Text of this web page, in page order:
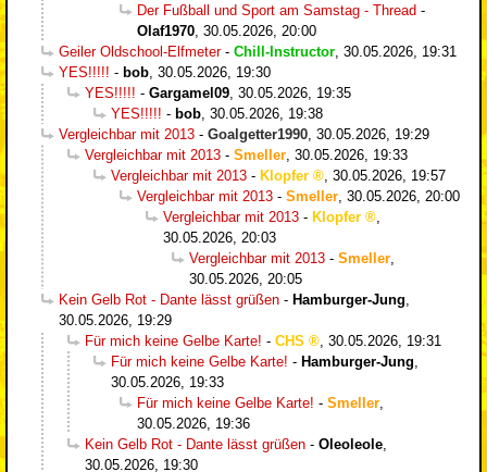
Der Fußball und Sport am Samstag - Thread -
Olaf1970 30.05.2026, 20:00
Geiler Oldschool-Elfmeter- Chill-Instructor 30.05.2026, 19:31
YES!!!!! - bob 30.05.2026, 19:30
YES!!!!! - Gargamel09 30.05.2026, 19:35
YES!!!!! - bob 30.05.2026, 19:38
Vergleichbar mit 2013 - Goalgetter1990 30.05.2026, 19:29
Vergleichbar mit 2013 - Smeller 30.05.2026, 19:33
Vergleichbar mit 2013 - Klopfer
30.05.2026, 19:57
Vergleichbar mit 2013 - Smeller 30.05.2026, 20:00
Vergleichbar mit 2013 - Klopfer
30.05.2026, 20:03
Vergleichbar mit 2013 - Smeller
30.05.2026, 20:05
Kein Gelb Rot - Dante lässt grüßen - Hamburger-Jung
30.05.2026, 19:29
Für mich keine Gelbe Karte! - CHS
30.05.2026, 19:31
Für mich keine Gelbe Karte! - Hamburger-Jung
30.05.2026, 19:33
Für mich keine Gelbe Karte! - Smeller
30.05.2026, 19:36
Kein Gelb Rot - Dante lässt grüßen - Oleoleole
30.05.2026, 19:30